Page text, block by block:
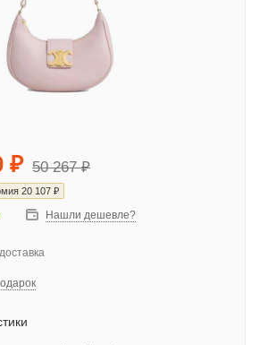
₽ 50 267₽
20 107 ₽
Нашли дешевле?